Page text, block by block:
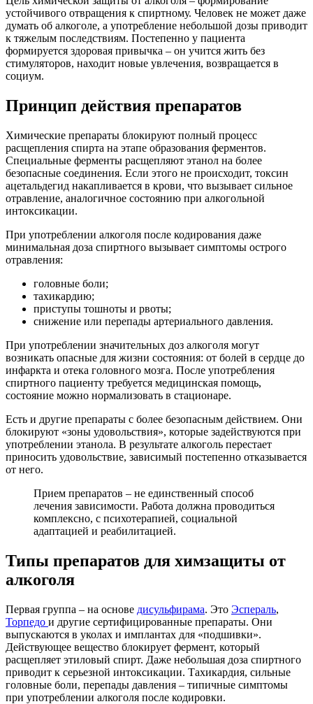
устойчивого отвращения к спиртному. Человек не может даже
думать об алкоголе, а употребление небольшой дозы приводит
к тяжелым последствиям. Постепенно у пациента
формируется здоровая привычка – он учится жить без
стимуляторов, находит новые увлечения, возвращается в
социум.
Принцип действия препаратов
Химические препараты блокируют полный процесс
расщепления спирта на этапе образования ферментов.
Специальные ферменты расщепляют этанол на более
безопасные соединения. Если этого не происходит, токсин
ацетальдегид накапливается в крови, что вызывает сильное
отравление, аналогичное состоянию при алкогольной
интоксикации.
При употреблении алкоголя после кодирования даже
минимальная доза спиртного вызывает симптомы острого
отравления:
головные боли;
тахикардию;
приступы тошноты и рвоты;
снижение или перепады артериального давления.
При употреблении значительных доз алкоголя могут
возникать опасные для жизни состояния: от болей в сердце до
инфаркта и отека головного мозга. После употребления
спиртного пациенту требуется медицинская помощь,
состояние можно нормализовать в стационаре.
Есть и другие препараты с более безопасным действием. Они
блокируют «зоны удовольствия», которые задействуются при
употреблении этанола. В результате алкоголь перестает
приносить удовольствие, зависимый постепенно отказывается
от него.
Прием препаратов – не единственный способ
лечения зависимости. Работа должна проводиться
комплексно, с психотерапией, социальной
адаптацией и реабилитацией.
Типы препаратов для химзащиты от
алкоголя
Первая группа – на основе дисульфирама. Это Эспераль,
Торпедо и другие сертифицированные препараты. Они
выпускаются в уколах и имплантах для «подшивки».
Действующее вещество блокирует фермент, который
расщепляет этиловый спирт. Даже небольшая доза спиртного
приводит к серьезной интоксикации. Тахикардия, сильные
головные боли, перепады давления – типичные симптомы
при употреблении алкоголя после кодировки.